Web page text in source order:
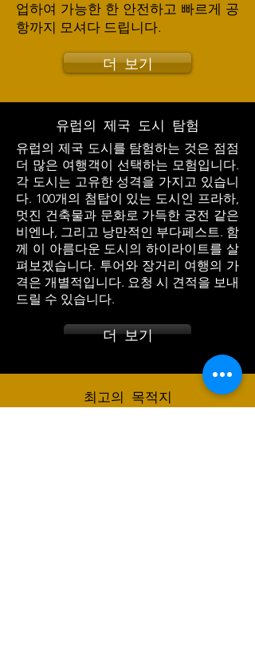
업하여 가능한 한 안전하고 빠르게 공
항까지 모셔다 드립니다.
더 보기
유럽의 제국 도시 탐험
유럽의 제국 도시를 탐험하는 것은 점점
더 많은 여행객이 선택하는 모험입니다.
각 도시는 고유한 성격을 가지고 있습니
다. 100개의 첨탑이 있는 도시인 프라하,
멋진 건축물과 문화로 가득한 궁전 같은
비엔나, 그리고 낭만적인 부다페스트. 함
께 이 아름다운 도시의 하이라이트를 살
펴보겠습니다. 투어와 장거리 여행의 가
격은 개별적입니다. 요청 시 견적을 보내
드릴 수 있습니다.
더 보기
최고의 목적지